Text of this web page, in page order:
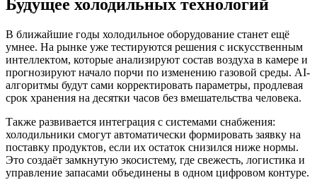
Будущее холодильных технологий
В ближайшие годы холодильное оборудование станет ещё
умнее. На рынке уже тестируются решения с искусственным
интеллектом, которые анализируют состав воздуха в камере и
прогнозируют начало порчи по изменению газовой среды. AI-
алгоритмы будут сами корректировать параметры, продлевая
срок хранения на десятки часов без вмешательства человека.
Также развивается интеграция с системами снабжения:
холодильники смогут автоматически формировать заявку на
поставку продуктов, если их остаток снизился ниже нормы.
Это создаёт замкнутую экосистему, где свежесть, логистика и
управление запасами объединены в одном цифровом контуре.